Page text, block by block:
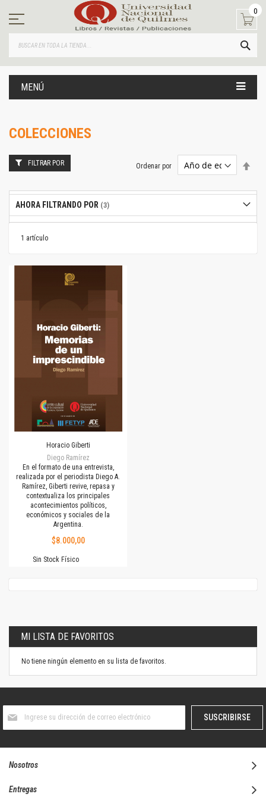
contenido
0
MENÚ
COLECCIONES
1 artículo
Ordenar por
Horacio Giberti
Diego Ramírez
En el formato de una entrevista,
realizada por el periodista Diego A.
Ramírez, Giberti revive, repasa y
contextualiza los principales
acontecimientos políticos,
económicos y sociales de la
Argentina.
$8.000,00
Sin Stock Físico
FILTRAR POR
AHORA FILTRANDO POR
MI LISTA DE FAVORITOS
No tiene ningún elemento en su lista de favoritos.
boletín
SUSCRIBIRSE
Nosotros
Entregas